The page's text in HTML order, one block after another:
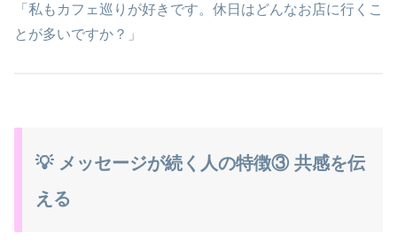
「私もカフェ巡りが好きです。休日はどんなお店に行くこ
とが多いですか？」
💡 メッセージが続く人の特徴③ 共感を伝
える